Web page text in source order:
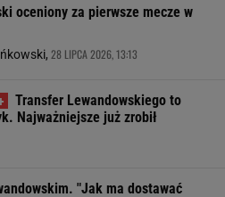
oceniony za pierwsze mecze w
28 LIPCA 2026, 13:13
Transfer Lewandowskiego to
Najważniejsze już zrobił
"Jak ma dostawać